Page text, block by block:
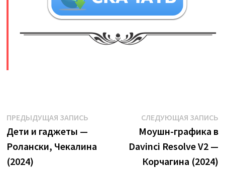
Навигация
по
записям
ПРЕДЫДУЩАЯ ЗАПИСЬПредыдущая
Дети и гаджеты —
Ролански, Чекалина
(2024)
СЛЕДУЮЩАЯ ЗАПИСЬ
Моушн-графика в
Davinci Resolve V2 —
Корчагина (2024)